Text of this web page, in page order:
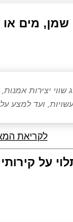
שמן, מים
שווי יצירות
ועד למצע
לקריאת
על